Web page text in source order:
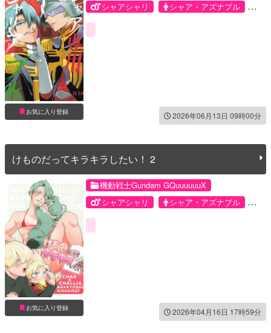
お気に入り登録
シャアシャリ
シャア・アズナブル
2026年06月13日 09時00分
けものだってキラキラしたい！ 2
お気に入り登録
機動戦士Gundam GQuuuuuuX
シャアシャリ
シャア・アズナブル
2026年04月16日 17時59分